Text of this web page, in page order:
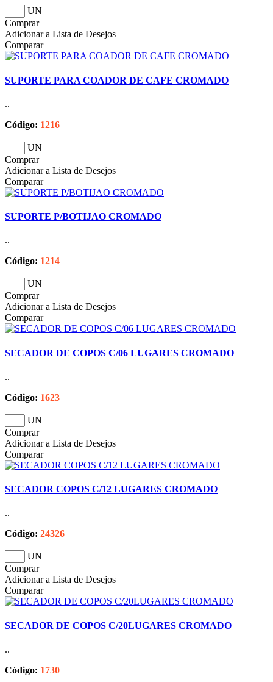
UN
Comprar
Adicionar a Lista de Desejos
Comparar
SUPORTE PARA COADOR DE CAFE CROMADO
..
Código: 1216
UN
Comprar
Adicionar a Lista de Desejos
Comparar
SUPORTE P/BOTIJAO CROMADO
..
Código: 1214
UN
Comprar
Adicionar a Lista de Desejos
Comparar
SECADOR DE COPOS C/06 LUGARES CROMADO
..
Código: 1623
UN
Comprar
Adicionar a Lista de Desejos
Comparar
SECADOR COPOS C/12 LUGARES CROMADO
..
Código: 24326
UN
Comprar
Adicionar a Lista de Desejos
Comparar
SECADOR DE COPOS C/20LUGARES CROMADO
..
Código: 1730